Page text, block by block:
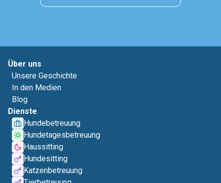
Über uns
Unsere Geschichte
In den Medien
Blog
Dienste
Hundebetreuung
Hundetagesbetreuung
Haussitting
Hundesitting
Katzenbetreuung